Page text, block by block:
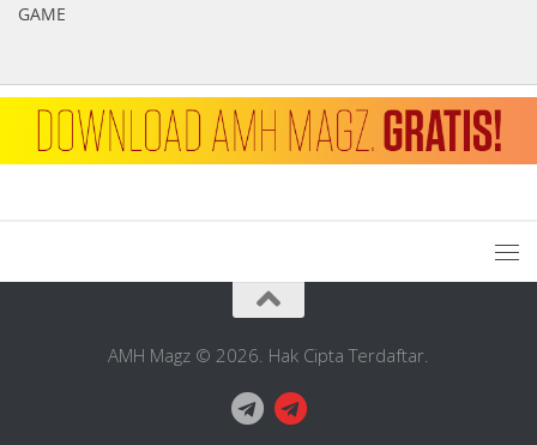
GAME
AMH Magz © 2026. Hak Cipta Terdaftar.